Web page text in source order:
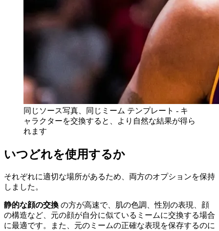
同じソース写真、同じミーム テンプレート - キ
ャラクターを交換すると、より自然な結果が得ら
れます
いつどれを使用するか
それぞれに適切な場所があるため、両方のオプションを保持
しました。
静的な顔の交換 の方が高速で、肌の色調、性別の表現、顔
の構造など、元の顔が自分に似ているミームに交換する場合
に最適です。また、元のミームの正確な表現を保存するのに